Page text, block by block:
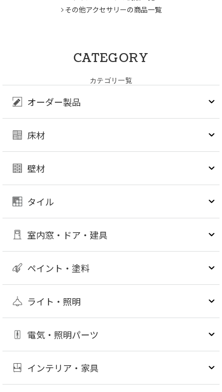
その他アクセサリーの商品一覧
CATEGORY
カテゴリ一覧
オーダー製品
床材
壁材
タイル
室内窓・ドア・建具
ペイント・塗料
ライト・照明
電気・照明パーツ
インテリア・家具